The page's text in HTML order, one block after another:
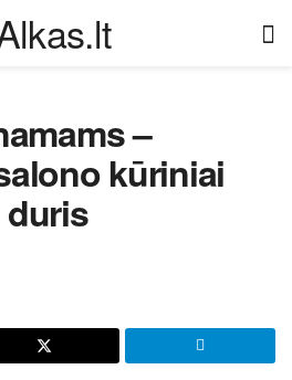
–
kūriniai